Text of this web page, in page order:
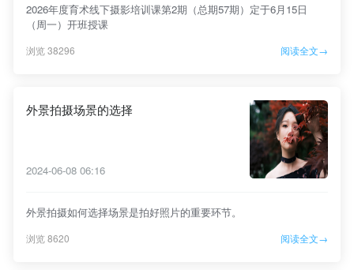
2026年度育术线下摄影培训课第2期（总期57期）定于6月15日
（周一）开班授课
浏览 38296 阅读全文→
外景拍摄场景的选择
2024-06-08 06:16
外景拍摄如何选择场景是拍好照片的重要环节。
浏览 8620 阅读全文→